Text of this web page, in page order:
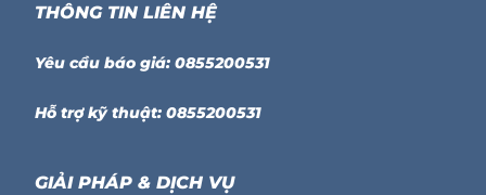
THÔNG TIN LIÊN HỆ
Yêu cầu báo giá: 0855200531
Hỗ trợ kỹ thuật: 0855200531
GIẢI PHÁP & DỊCH VỤ